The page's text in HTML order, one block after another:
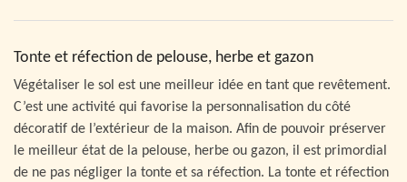
Tonte et réfection de pelouse, herbe et gazon
Végétaliser le sol est une meilleur idée en tant que revêtement.
C’est une activité qui favorise la personnalisation du côté
décoratif de l’extérieur de la maison. Afin de pouvoir préserver
le meilleur état de la pelouse, herbe ou gazon, il est primordial
de ne pas négliger la tonte et sa réfection. La tonte et réfection